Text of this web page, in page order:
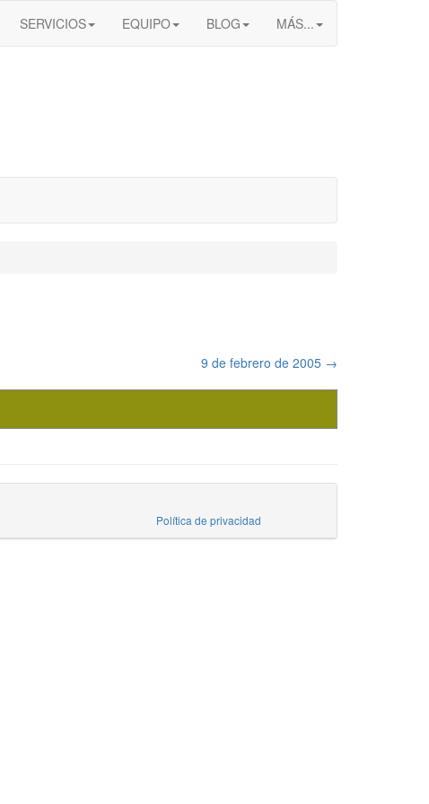
SERVICIOS EQUIPO BLOG MÁS...
9 de febrero de 2005 →
Política de privacidad